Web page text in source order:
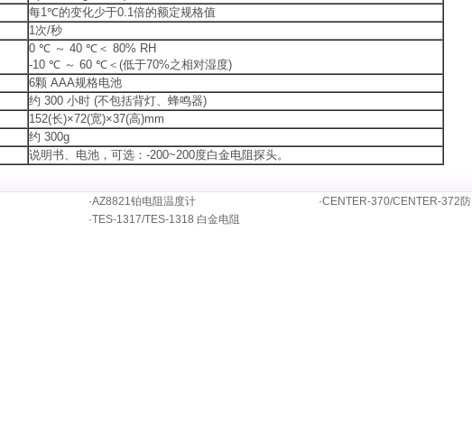
每1℃的变化少于0.1倍的额定规格值
1次/秒
0 ℃ ～ 40 ℃ ＜ 80% RH
-10 ℃ ～ 60 ℃ ＜ (低于70%之相对湿度)
6颗 AAA规格电池
约 300 小时 (不包括背灯、蜂鸣器)
152(长)×72(宽)×37(高)mm
约 300g
说明书、电池，可选：-200~200度白金电阻探头。
·AZ8821铂电阻温度计 ·CENTER-370/CENTER-372防
·TES-1317/TES-1318 白金电阻